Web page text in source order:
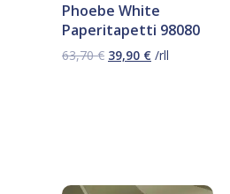
Phoebe White
Paperitapetti 98080
63,70€ Alkuperäinen
39,90 €Nykyinen
/rll